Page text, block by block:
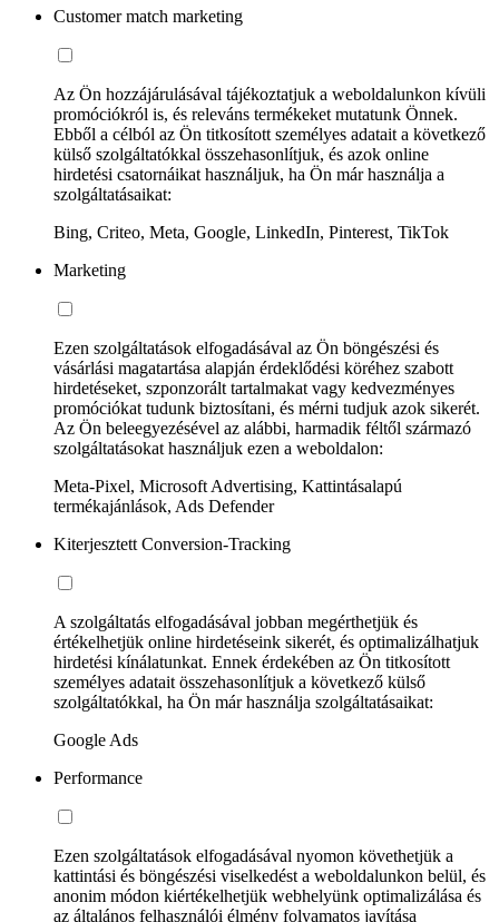
Customer match marketing
Az Ön hozzájárulásával tájékoztatjuk a weboldalunkon kívüli
promóciókról is, és releváns termékeket mutatunk Önnek.
Ebből a célból az Ön titkosított személyes adatait a következő
külső szolgáltatókkal összehasonlítjuk, és azok online
hirdetési csatornáikat használjuk, ha Ön már használja a
szolgáltatásaikat:
Bing, Criteo, Meta, Google, LinkedIn, Pinterest, TikTok
Marketing
Ezen szolgáltatások elfogadásával az Ön böngészési és
vásárlási magatartása alapján érdeklődési köréhez szabott
hirdetéseket, szponzorált tartalmakat vagy kedvezményes
promóciókat tudunk biztosítani, és mérni tudjuk azok sikerét.
Az Ön beleegyezésével az alábbi, harmadik féltől származó
szolgáltatásokat használjuk ezen a weboldalon:
Meta-Pixel, Microsoft Advertising, Kattintásalapú
termékajánlások, Ads Defender
Kiterjesztett Conversion-Tracking
A szolgáltatás elfogadásával jobban megérthetjük és
értékelhetjük online hirdetéseink sikerét, és optimalizálhatjuk
hirdetési kínálatunkat. Ennek érdekében az Ön titkosított
személyes adatait összehasonlítjuk a következő külső
szolgáltatókkal, ha Ön már használja szolgáltatásaikat:
Google Ads
Performance
Ezen szolgáltatások elfogadásával nyomon követhetjük a
kattintási és böngészési viselkedést a weboldalunkon belül, és
anonim módon kiértékelhetjük webhelyünk optimalizálása és
az általános felhasználói élmény folyamatos javítása